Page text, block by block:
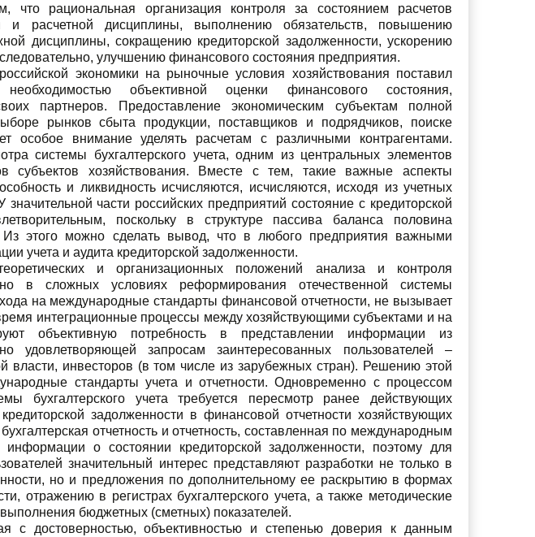
что рациональная организация контроля за состоянием расчетов
и расчетной дисциплины, выполнению обязательств, повышению
дисциплины, сокращению кредиторской задолженности, ускорению
улучшению финансового состояния предприятия.
экономики на рыночные условия хозяйствования поставил
объективной оценки финансового состояния,
партнеров. Предоставление экономическим субъектам полной
рынков сбыта продукции, поставщиков и подрядчиков, поиске
особое внимание уделять расчетам с различными контрагентами.
системы бухгалтерского учета, одним из центральных элементов
субъектов хозяйствования. Вместе с тем, такие важные аспекты
и ликвидность исчисляются, исчисляются, исходя из учетных
части российских предприятий состояние с кредиторской
поскольку в структуре пассива баланса половина
Из этого можно сделать вывод, что в любого предприятия важными
учета и аудита кредиторской задолженности.
и организационных положений анализа и контроля
в сложных условиях реформирования отечественной системы
на международные стандарты финансовой отчетности, не вызывает
интеграционные процессы между хозяйствующими субъектами и на
объективную потребность в представлении информации из
удовлетворяющей запросам заинтересованных пользователей –
власти, инвесторов (в том числе из зарубежных стран). Решению этой
стандарты учета и отчетности. Одновременно с процессом
бухгалтерского учета требуется пересмотр ранее действующих
задолженности в финансовой отчетности хозяйствующих
отчетность и отчетность, составленная по международным
о состоянии кредиторской задолженности, поэтому для
значительный интерес представляют разработки не только в
но и предложения по дополнительному ее раскрытию в формах
отражению в регистрах бухгалтерского учета, а также методические
бюджетных (сметных) показателей.
с достоверностью, объективностью и степенью доверия к данным